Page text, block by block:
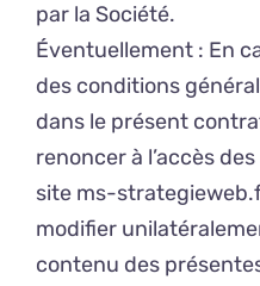
par la Société.
Éventuellement : En
des conditions
dans le présent
renoncer à l’accès
site ms-
modifier
contenu des